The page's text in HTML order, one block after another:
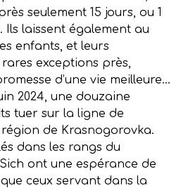
seulement 15 jours, ou 1
Ils laissent également au
enfants, et leurs
exceptions près,
d’une vie meilleure…
2024, une douzaine
tuer sur la ligne de
de Krasnogorovka.
dans les rangs du
ont une espérance de
ceux servant dans la